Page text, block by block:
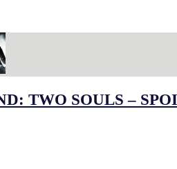
TWO SOULS –